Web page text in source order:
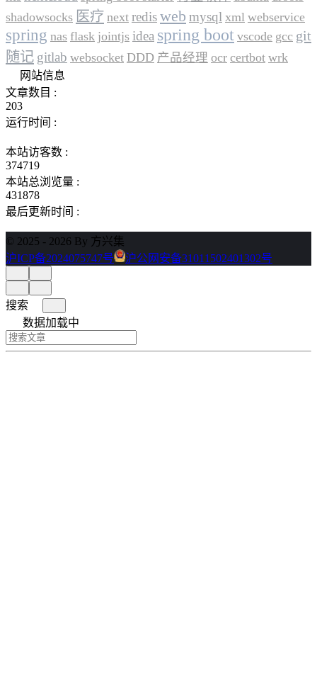
shadowsocks 医疗 next redisweb mysql xml webservice
spring nas flask jointjs idea spring boot vscode gcc git
随记 gitlab websocket DDD 产品经理 ocr certbot wrk
网站信息
文章数目 :
203
运行时间 :
本站访客数 :
374719
本站总浏览量 :
431878
最后更新时间 :
© 2025 - 2026 By 方兴集
沪ICP备2024075747号
沪公网安备31011502401302号
搜索
数据加载中